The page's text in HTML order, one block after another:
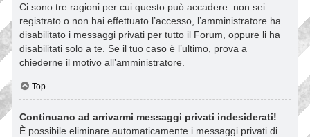
Ci sono tre ragioni per cui questo può accadere: non sei
registrato o non hai effettuato l’accesso, l’amministratore ha
disabilitato i messaggi privati per tutto il Forum, oppure li ha
disabilitati solo a te. Se il tuo caso è l’ultimo, prova a
chiederne il motivo all’amministratore.
Top
Continuano ad arrivarmi messaggi privati indesiderati!
È possibile eliminare automaticamente i messaggi privati ​​di